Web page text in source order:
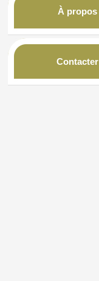
À propos
Contacter